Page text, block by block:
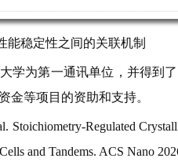
能稳定性之间的关联机制
学为第一通讯单位，并得到
金等项目的资助和支持。
Stoichiometry-Regulated
and Tandems. ACS Nano